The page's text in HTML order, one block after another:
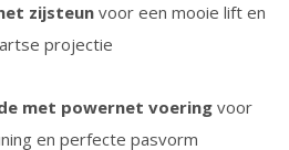
zijsteun voor een mooie lift en
projectie
met powernet voering voor
en perfecte pasvorm